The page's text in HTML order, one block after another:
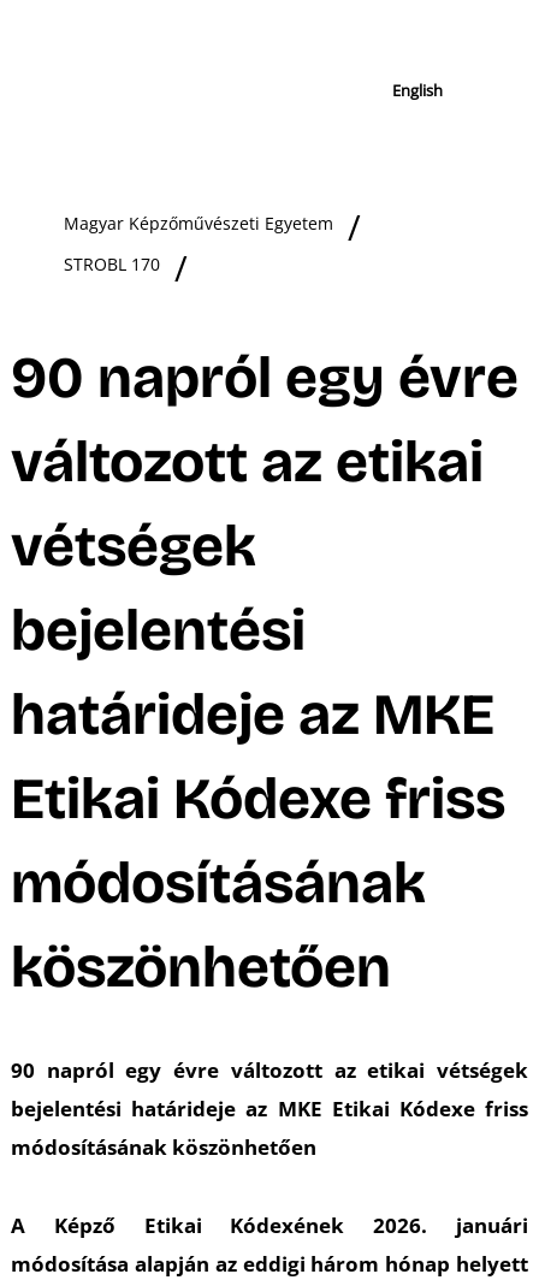
English
Magyar Képzőművészeti Egyetem
STROBL 170
90 napról egy évre
változott az etikai
vétségek
bejelentési
határideje az MKE
Etikai Kódexe friss
módosításának
köszönhetően
90 napról egy évre változott az etikai vétségek
bejelentési határideje az MKE Etikai Kódexe friss
módosításának köszönhetően
A Képző Etikai Kódexének 2026. januári
módosítása alapján az eddigi három hónap helyett